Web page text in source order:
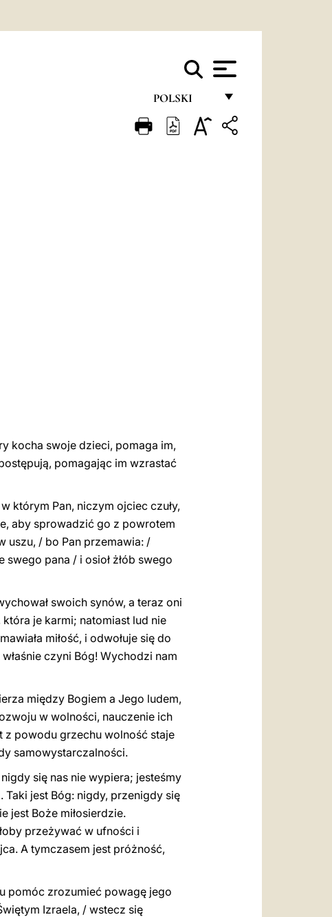
POLSKI
FRANÇAIS
kocha swoje dzieci, pomaga im,
pomagając im wzrastać
którym Pan, niczym ojciec czuły,
aby sprowadzić go z powrotem
uszu, / bo Pan przemawia: /
pana / i osioł żłób swego
swoich synów, a teraz oni
je karmi; natomiast lud nie
miłość, i odwołuje się do
czyni Bóg! Wychodzi nam
między Bogiem a Jego ludem,
w wolności, nauczenie ich
z powodu grzechu wolność staje
samowystarczalności.
się nas nie wypiera; jesteśmy
jest Bóg: nigdy, przenigdy się
jest Boże miłosierdzie.
przeżywać w ufności i
A tymczasem jest próżność,
pomóc zrozumieć powagę jego
Izraela, / wstecz się